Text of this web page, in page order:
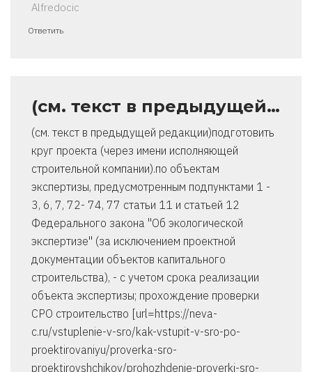
Alfredocic
Ответить
(см. текст в предыдущей…
(см. текст в предыдущей редакции)подготовить
круг проекта (через имени исполняющей
строительной компании).по объектам
экспертизы, предусмотренным подпунктами 1 -
3, 6, 7, 72- 74, 77 статьи 11 и статьей 12
Федерального закона "Об экологической
экспертизе" (за исключением проектной
документации объектов капитального
строительства), - с учетом срока реализации
объекта экспертизы; прохождение проверки
СРО строительство [url=https://neva-
c.ru/vstuplenie-v-sro/kak-vstupit-v-sro-po-
proektirovaniyu/proverka-sro-
proektirovshchikov/prohozhdenie-proverki-sro-